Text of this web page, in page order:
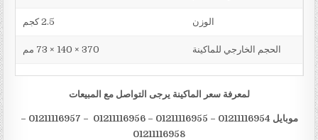
الوزن 2.5 كجم
الحجم الخارجي للماكينة 370 × 140 × 73 مم
لمعرفة سعر الماكينة يرجى التواصل مع المبيعات
موبايل 01211116954 – 01211116955 – 01211116956 – 01211116957 –
01211116958